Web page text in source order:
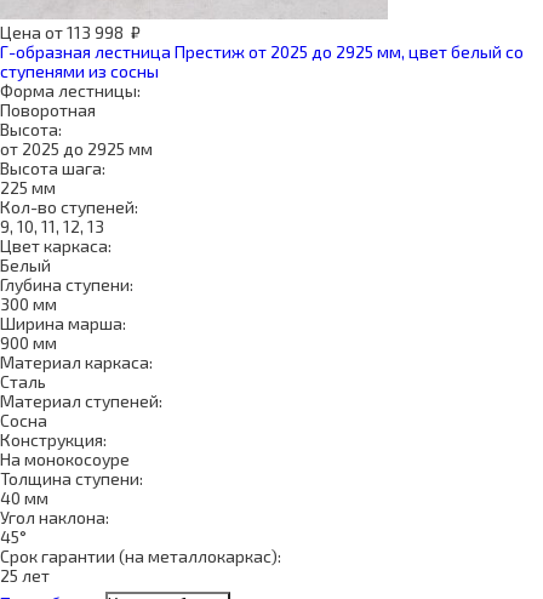
Цена от113 998 ₽
Г-образная лестница Престиж от 2025 до 2925 мм, цвет белый со
ступенями из сосны
Форма лестницы:
Поворотная
Высота:
от 2025 до 2925 мм
Высота шага:
225 мм
Кол-во ступеней:
9, 10, 11, 12, 13
Цвет каркаса:
Белый
Глубина ступени:
300 мм
Ширина марша:
900 мм
Материал каркаса:
Сталь
Материал ступеней:
Сосна
Конструкция:
На монокосоуре
Толщина ступени:
40 мм
Угол наклона:
45°
Срок гарантии (на металлокаркас):
25 лет